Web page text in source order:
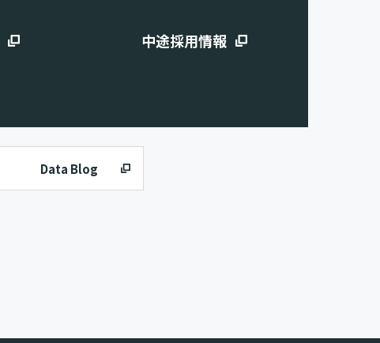
中途採用情報
Data Blog